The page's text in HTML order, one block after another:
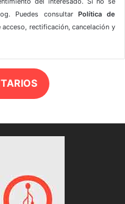
Puedes consultar Política de
rectificación, cancelación y